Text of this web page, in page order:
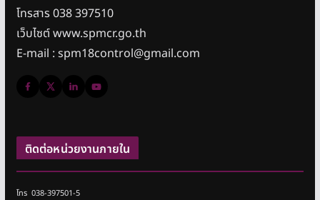
โทรสาร 038 397510
เว็บไซต์ www.spmcr.go.th
E-mail : spm18control@gmail.com
ติดต่อหน่วยงานภายใน
โทร 038-397501-5